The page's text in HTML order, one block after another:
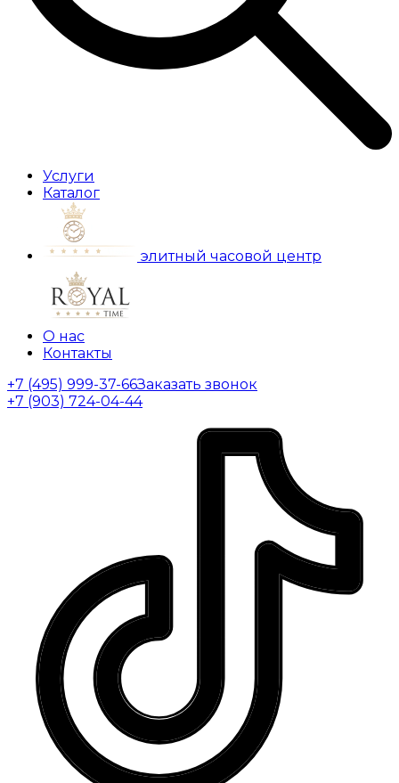
Услуги
Каталог
элитный часовой центр
О нас
Контакты
+7 (495) 999-37-66Заказать звонок
+7 (903) 724-04-44